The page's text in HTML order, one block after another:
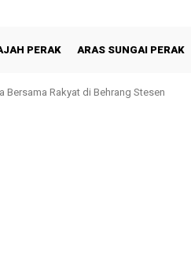
PERAK ARAS SUNGAI PERAK
Bersama Rakyat di Behrang Stesen